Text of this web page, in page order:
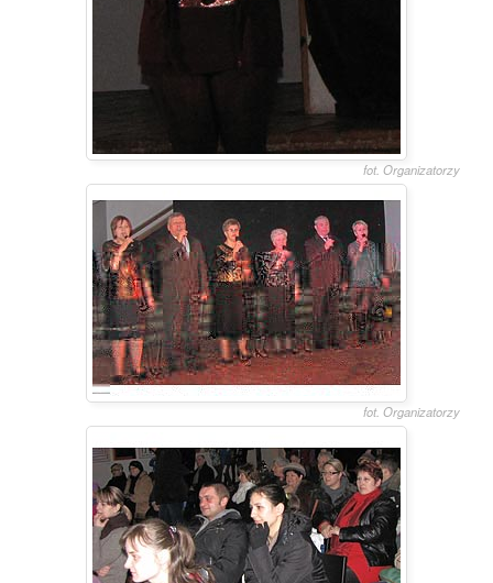
fot. Organizatorzy
fot. Organizatorzy